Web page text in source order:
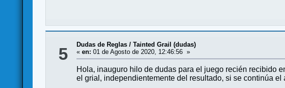
5 Dudas de Reglas /Tainted Grail (dudas)
«en: 01 de Agosto de 2020, 12:46:56 »
Hola, inauguro hilo de dudas para el juego recién recibido
el grial, independientemente del resultado, si se continúa